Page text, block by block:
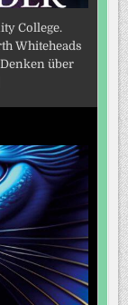
College.
Whiteheads
über